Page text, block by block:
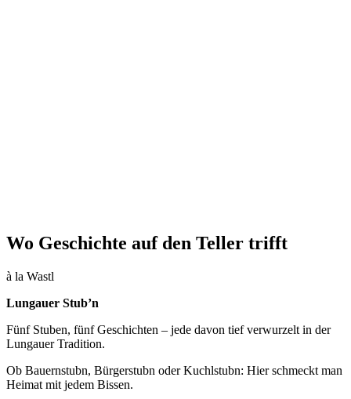
Wo Geschichte auf den Teller trifft
à la Wastl
Lungauer Stub’n
Fünf Stuben, fünf Geschichten – jede davon tief verwurzelt in der
Lungauer Tradition.
Ob Bauernstubn, Bürgerstubn oder Kuchlstubn: Hier schmeckt man
Heimat mit jedem Bissen.